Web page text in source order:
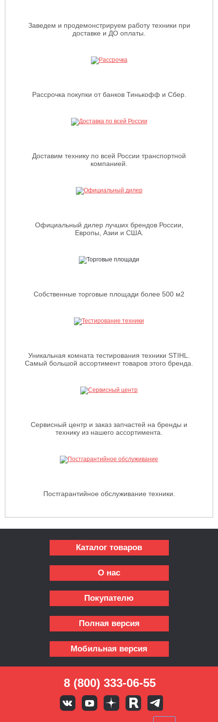
Заведем и продемонстрируем работу техники при
доставке и ДО оплаты.
Рассрочка покупки от банков Тинькофф и Сбер.
Доставим технику по всей России транспортной
компанией.
Официальный дилер лучших брендов России,
Европы, Азии и США.
Собственные торговые площади более 500 м2
Уникальная комната тестирования техники STIHL.
Самый большой ассортимент товаров этого бренда.
Сервисный центр и заказ запчастей на бренды и
технику из нашего ассортимента.
Постгарантийное обслуживание техники.
Каталог товаров
О нас
Покупателю
Полная версия
Мобильная версия
8 (800) 333-06-55